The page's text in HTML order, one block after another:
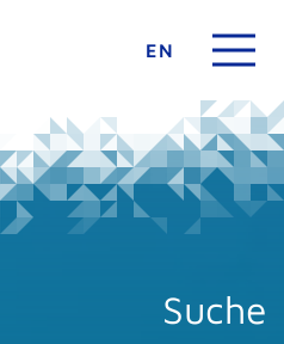
EN
Suche